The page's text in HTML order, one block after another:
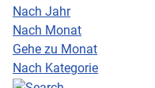
Nach Jahr
Nach Monat
Gehe zu Monat
Nach Kategorie